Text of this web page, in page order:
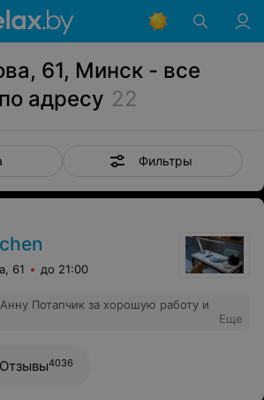
61, Минск - все
адресу 22
Фильтры
61 до 21:00
Потапчик за хорошую работу и
Еще
Отзывы4036